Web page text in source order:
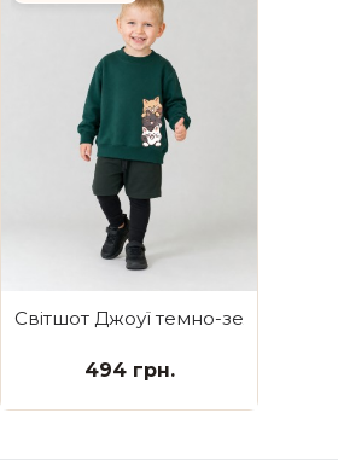
Світшот Джоуї темно-зелений Cats
494 грн.